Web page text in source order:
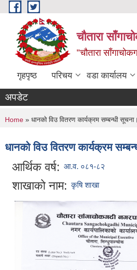
Skip to main content
चौतारा
"चौतारा
गृहपृष्ठ परिचय वडा कार्यालय
अपडेट
You are here
Home » धानको विउ वितरण कार्यक्रम सम्बन्धी सूचना।
धानको विउ वितरण कार्यक्रम
आर्थिक वर्ष: आ.व. ०८१-८२
शाखाको नाम: कृषि शाखा